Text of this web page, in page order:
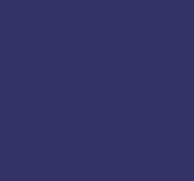
annan webbplats, öppnas